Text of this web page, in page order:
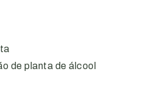
de planta de álcool